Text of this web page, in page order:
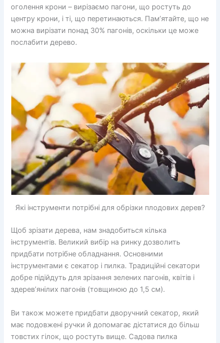
оголення крони – вирізаємо пагони, що ростуть до
центру крони, і ті, що перетинаються. Пам’ятайте, що не
можна вирізати понад 30% пагонів, оскільки це може
послабити дерево.
Які інструменти потрібні для обрізки плодових дерев?
Щоб зрізати дерева, нам знадобиться кілька
інструментів. Великий вибір на ринку дозволить
придбати потрібне обладнання. Основними
інструментами є секатор і пилка. Традиційні секатори
добре підійдуть для зрізання зелених пагонів, квітів і
здерев’янілих пагонів (товщиною до 1,5 см).
Ви також можете придбати дворучний секатор, який
має подовжені ручки й допомагає дістатися до більш
товстих гілок, що ростуть вище. Садова пилка